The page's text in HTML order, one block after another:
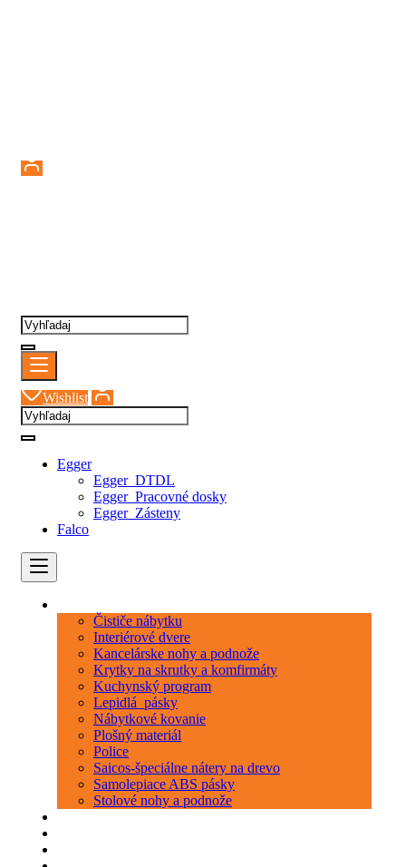
Wishlist
Egger
Egger_DTDL
Egger_Pracovné dosky
Egger_Zásteny
Falco
Čističe nábytku
Interiérové dvere
Kancelárske nohy a podnože
Krytky na skrutky a komfirmáty
Kuchynský program
Lepidlá_pásky
Nábytkové kovanie
Plošný materiál
Police
Saicos-špeciálne nátery na drevo
Samolepiace ABS pásky
Stolové nohy a podnože